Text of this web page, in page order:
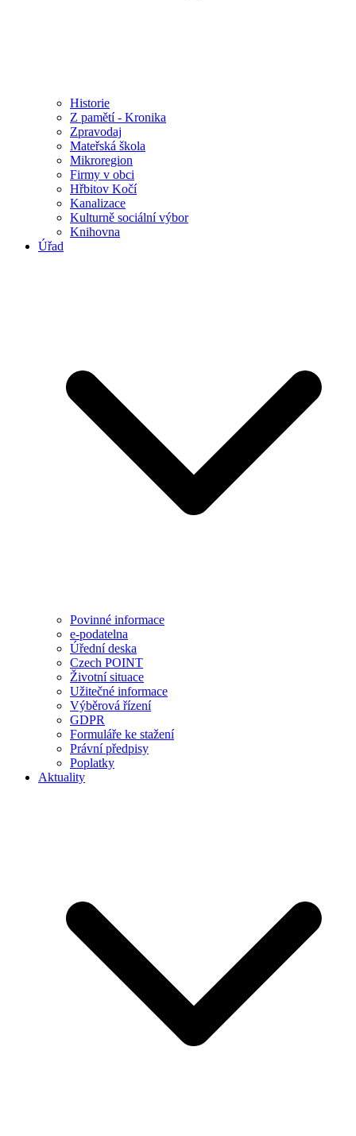
Historie
Z pamětí - Kronika
Zpravodaj
Mateřská škola
Mikroregion
Firmy v obci
Hřbitov Kočí
Kanalizace
Kulturně sociální výbor
Knihovna
Úřad
Povinné informace
e-podatelna
Úřední deska
Czech POINT
Životní situace
Užitečné informace
Výběrová řízení
GDPR
Formuláře ke stažení
Právní předpisy
Poplatky
Aktuality